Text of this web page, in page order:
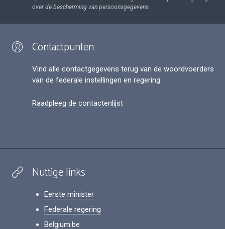
over de bescherming van persoonsgegevens.
Contactpunten
Vind alle contactgegevens terug van de woordvoerders
van de federale instellingen en regering.
Raadpleeg de contactenlijst
Nuttige links
Eerste minister
Federale regering
Belgium.be